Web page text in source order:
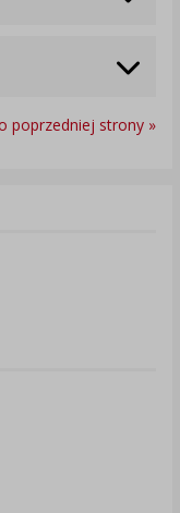
poprzedniej strony »